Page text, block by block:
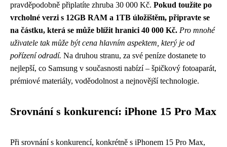
pravděpodobně připlatíte zhruba 30 000 Kč. Pokud toužíte po
vrcholné verzi s 12GB RAM a 1TB úložištěm, připravte se
na částku, která se může blížit hranici 40 000 Kč. Pro mnohé
uživatele tak může být cena hlavním aspektem, který je od
pořízení odradí. Na druhou stranu, za své peníze dostanete to
nejlepší, co Samsung v současnosti nabízí – špičkový fotoaparát,
prémiové materiály, voděodolnost a nejnovější technologie.
Srovnání s konkurencí: iPhone 15 Pro Max
Při srovnání s konkurencí, konkrétně s iPhonem 15 Pro Max,